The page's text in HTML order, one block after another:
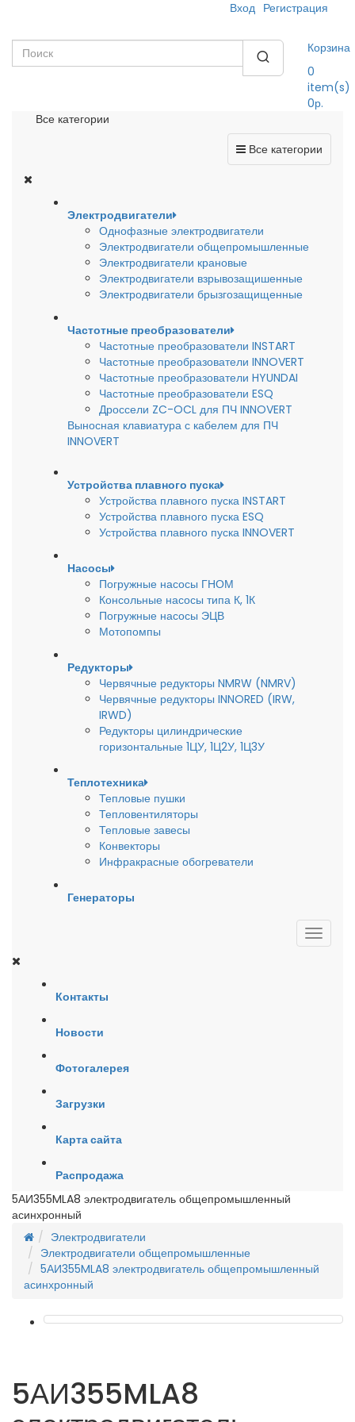
Вход Регистрация
Корзина
0
item(s)
0р.
Все категории
Все категории
Электродвигатели
Однофазные электродвигатели
Электродвигатели общепромышленные
Электродвигатели крановые
Электродвигатели взрывозащишенные
Электродвигатели брызгозащищенные
Частотные преобразователи
Частотные преобразователи INSTART
Частотные преобразователи INNOVERT
Частотные преобразователи HYUNDAI
Частотные преобразователи ESQ
Дроссели ZC-OCL для ПЧ INNOVERT
Выносная клавиатура с кабелем для ПЧ
INNOVERT
Устройства плавного пуска
Устройства плавного пуска INSTART
Устройства плавного пуска ESQ
Устройства плавного пуска INNOVERT
Насосы
Погружные насосы ГНОМ
Консольные насосы типа К, 1К
Погружные насосы ЭЦВ
Мотопомпы
Редукторы
Червячные редукторы NMRW (NMRV)
Червячные редукторы INNORED (IRW,
IRWD)
Редукторы цилиндрические
горизонтальные 1ЦУ, 1Ц2У, 1Ц3У
Теплотехника
Тепловые пушки
Тепловентиляторы
Тепловые завесы
Конвекторы
Инфракрасные обогреватели
Генераторы
Контакты
Новости
Фотогалерея
Загрузки
Карта сайта
Распродажа
5АИ355MLA8 электродвигатель общепромышленный
асинхронный
Электродвигатели
Электродвигатели общепромышленные
5АИ355MLA8 электродвигатель общепромышленный
асинхронный
5АИ355MLA8